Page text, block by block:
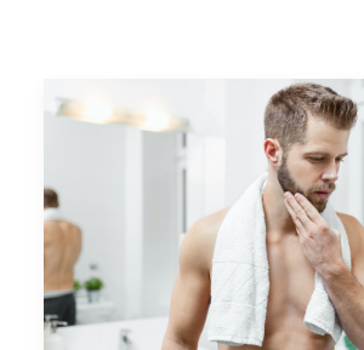
MÉSOTHÉRAPIE
GREFFE DE BARBE
PÉNOPLASTIE MÉDICALE
PEELINGS